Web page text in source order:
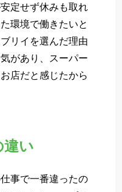
定せず休みも取れ
環境で働きたいと
リイを選んだ理由
があり、スーパー
店だと感じたから
い
事で一番違ったの